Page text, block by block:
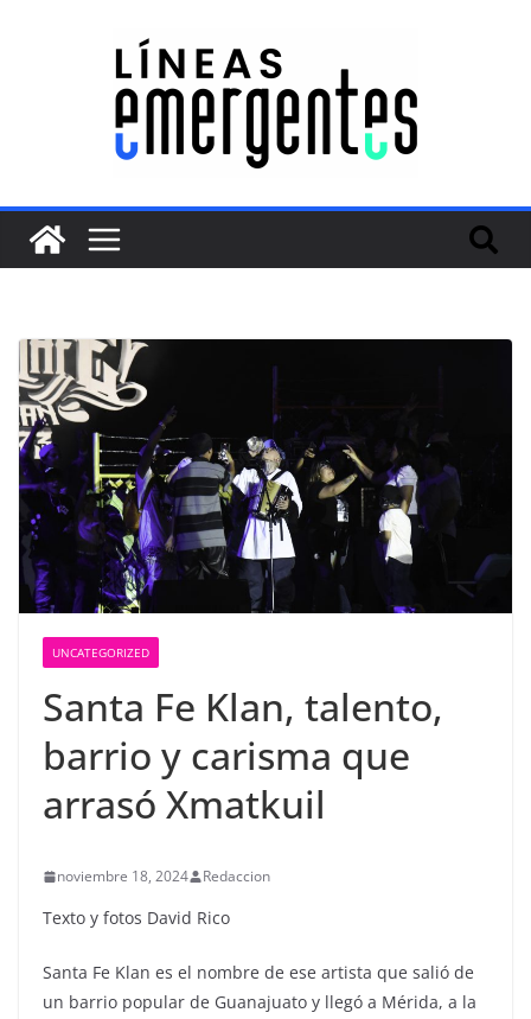
UNCATEGORIZED
Santa Fe Klan, talento,
barrio y carisma que
arrasó Xmatkuil
noviembre 18, 2024 Redaccion
Texto y fotos David Rico
Santa Fe Klan es el nombre de ese artista que salió de
un barrio popular de Guanajuato y llegó a Mérida, a la